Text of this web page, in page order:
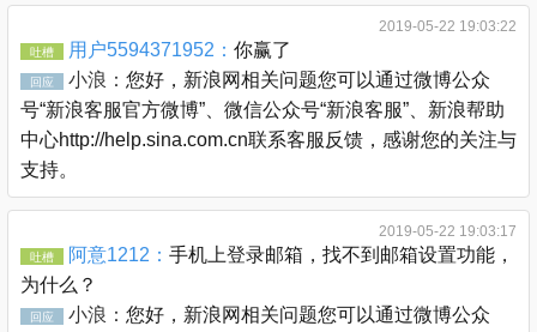
2019-05-22 19:03:22
吐槽 用户5594371952： 你赢了
回应 小浪： 您好，新浪网相关问题您可以通过微博公众
号“新浪客服官方微博”、微信公众号“新浪客服”、新浪帮助
中心http://help.sina.com.cn联系客服反馈，感谢您的关注与
支持。
2019-05-22 19:03:17
吐槽 阿意1212： 手机上登录邮箱，找不到邮箱设置功能，
为什么？
回应 小浪： 您好，新浪网相关问题您可以通过微博公众